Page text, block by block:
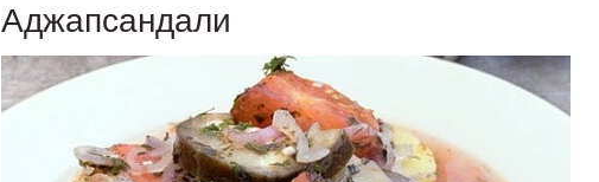
Аджапсандали